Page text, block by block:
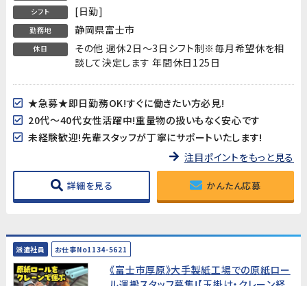
シフト [日勤]
勤務地 静岡県富士市
休日
その他 週休2日～3日シフト制※毎月希望休を相
談して決定します 年間休日125日
★急募★即日勤務OK!すぐに働きたい方必見!
20代～40代女性活躍中!重量物の扱いもなく安心です
未経験歓迎!先輩スタッフが丁寧にサポートいたします!
注目ポイントをもっと見る
詳細を見る かんたん応募
派遣社員 お仕事No1134-5621
《富士市厚原》大手製紙工場での原紙ロー